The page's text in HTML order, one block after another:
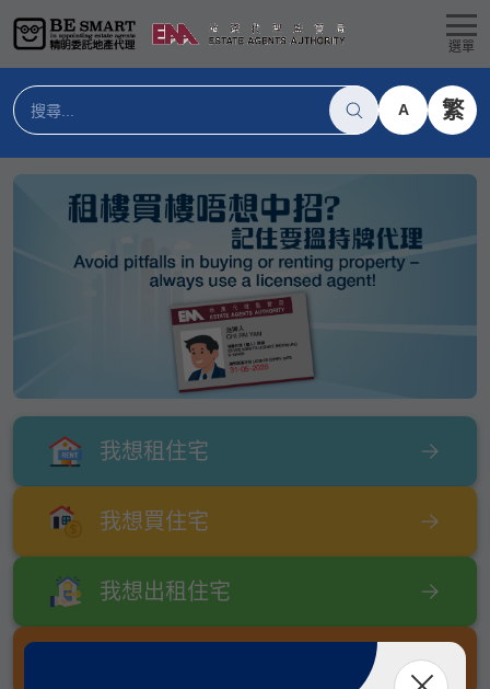
選單
A 繁
我想租住宅
我想買住宅
我想出租住宅